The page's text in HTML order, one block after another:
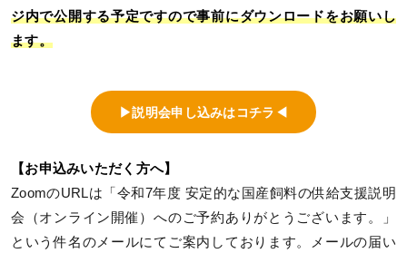
ジ内で公開する予定ですので事前にダウンロードをお願いし
ます。
▶説明会申し込みはコチラ◀
【お申込みいただく方へ】
ZoomのURLは「令和7年度 安定的な国産飼料の供給支援説明
会（オンライン開催）へのご予約ありがとうございます。」
という件名のメールにてご案内しております。メールの届い